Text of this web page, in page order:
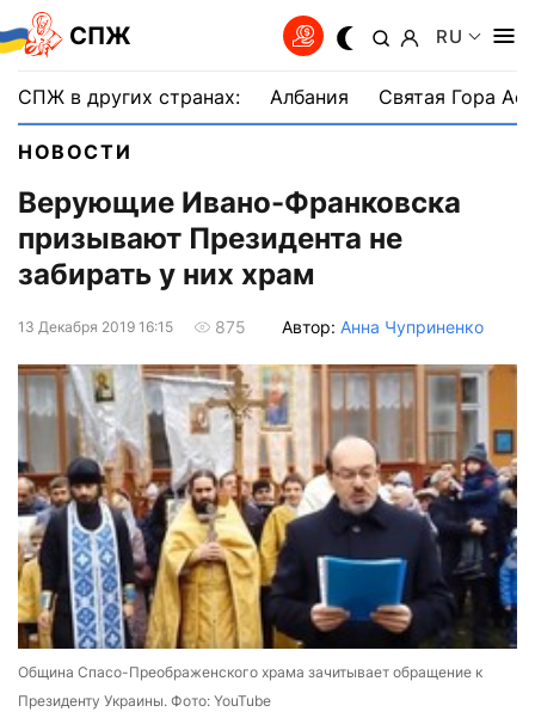
СПЖ RU
СПЖ в других странах: Албания Святая Гора
НОВОСТИ
Верующие Ивано-Франковска
призывают Президента не
забирать у них храм
13 Декабря 2019 16:15 875 Автор: Анна Чуприненко
Община Спасо-Преображенского храма зачитывает обращение к
Президенту Украины. Фото: YouTube